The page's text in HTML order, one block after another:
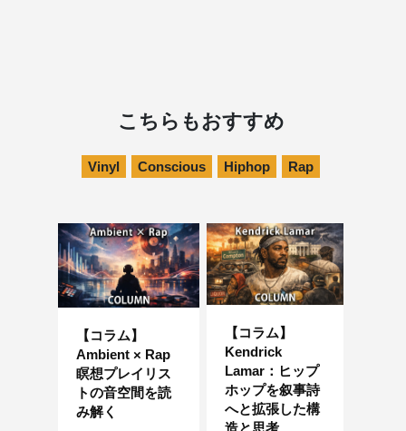
こちらもおすすめ
Vinyl Conscious Hiphop Rap
【コラム】
Ambient × Rap
瞑想プレイリス
トの音空間を読
み解く
【コラム】
Kendrick
Lamar：ヒップ
ホップを叙事詩
へと拡張した構
造と思考